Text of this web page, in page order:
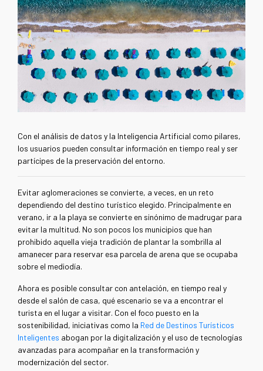
Con el análisis de datos y la Inteligencia Artificial como pilares,
los usuarios pueden consultar información en tiempo real y ser
partícipes de la preservación del entorno.
Evitar aglomeraciones se convierte, a veces, en un reto
dependiendo del destino turístico elegido. Principalmente en
verano, ir a la playa se convierte en sinónimo de madrugar para
evitar la multitud. No son pocos los municipios que han
prohibido aquella vieja tradición de plantar la sombrilla al
amanecer para reservar esa parcela de arena que se ocupaba
sobre el mediodía.
Ahora es posible consultar con antelación, en tiempo real y
desde el salón de casa, qué escenario se va a encontrar el
turista en el lugar a visitar. Con el foco puesto en la
sostenibilidad, iniciativas como la Red de Destinos Turísticos
Inteligentes abogan por la digitalización y el uso de tecnologías
avanzadas para acompañar en la transformación y
modernización del sector.